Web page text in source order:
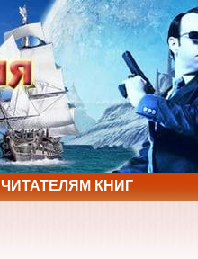
КНИГ